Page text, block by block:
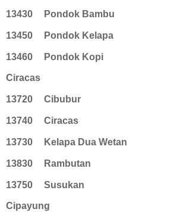
13430 Pondok Bambu
13450 Pondok Kelapa
13460 Pondok Kopi
Ciracas
13720 Cibubur
13740 Ciracas
13730 Kelapa Dua Wetan
13830 Rambutan
13750 Susukan
Cipayung